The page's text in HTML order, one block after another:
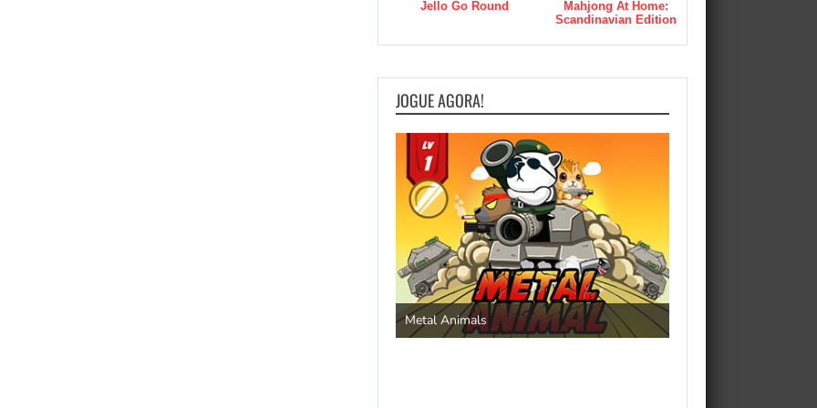
Jello Go Round
Mahjong At Home:
Scandinavian Edition
JOGUE AGORA!
Metal Animals